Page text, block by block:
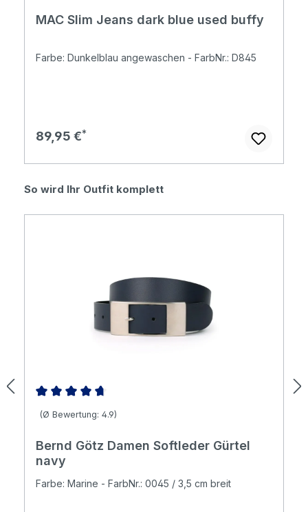
MAC Slim Jeans dark blue used buffy
Farbe: Dunkelblau angewaschen - FarbNr.: D845
Regulärer Preis:
89,95 €
Produktgalerie überspringen
So wird Ihr Outfit komplett
Durchschnittliche Bewertung von 4.86 von 5 Sternen
(Ø Bewertung: 4.9)
Bernd Götz Damen Softleder Gürtel
navy
Farbe: Marine - FarbNr.: 0045 / 3,5 cm breit